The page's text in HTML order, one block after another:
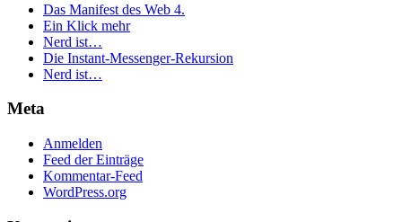
Das Manifest des Web 4.
Ein Klick mehr
Nerd ist…
Die Instant-Messenger-Rekursion
Nerd ist…
Meta
Anmelden
Feed der Einträge
Kommentar-Feed
WordPress.org